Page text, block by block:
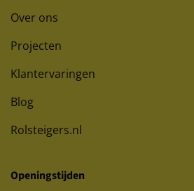
Over ons
Projecten
Klantervaringen
Blog
Rolsteigers.nl
Openingstijden